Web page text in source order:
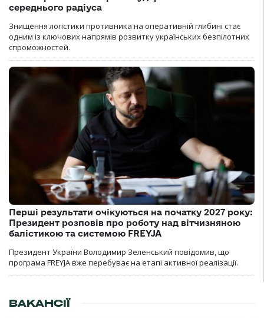
середнього радіуса
Знищення логістики противника на оперативній глибині стає
одним із ключових напрямів розвитку українських безпілотних
спроможностей.
Перші результати очікуються на початку 2027 року:
Президент розповів про роботу над вітчизняною
балістикою та системою FREYJA
Президент України Володимир Зеленський повідомив, що
програма FREYJA вже перебуває на етапі активної реалізації.
ВАКАНСІЇ